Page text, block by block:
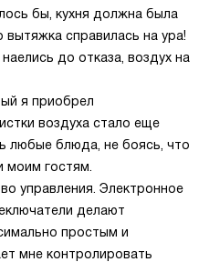
бы, кухня должна была
вытяжка справилась на ура!
до отказа, воздух на
я приобрел
воздуха стало еще
любые блюда, не боясь, что
моим гостям.
управления. Электронное
делают
простым и
мне контролировать